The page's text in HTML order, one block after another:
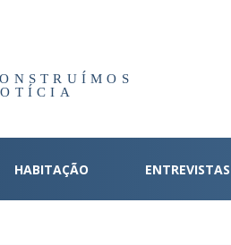
HABITAÇÃO ENTREVISTAS